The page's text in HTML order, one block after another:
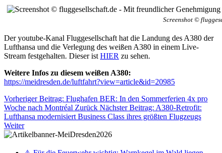
Screenshot ©
Der youtube-Kanal Fluggesellschaft hat die Landung des A380 der
Lufthansa und die Verlegung des weißen A380 in einem Live-
Stream festgehalten. Dieser ist HIER zu sehen.
Weitere Infos zu diesem weißen A380:
https://meidresden.de/luftfahrt?view=article&id=20985
Vorheriger Beitrag: Flughafen BER: In den Sommerferien 4x pro
Woche nach Montréal Zurück Nächster Beitrag: A380-Retrofit:
Lufthansa modernisiert Business Class ihres größten Flugzeugs
Weiter